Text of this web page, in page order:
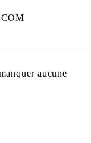
aucune